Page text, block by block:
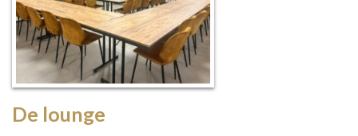
De lounge